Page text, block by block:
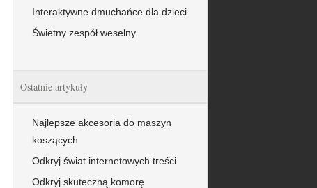
Interaktywne dmuchańce dla dzieci
Świetny zespół weselny
Ostatnie artykuły
Najlepsze akcesoria do maszyn
koszących
Odkryj świat internetowych treści
Odkryj skuteczną komorę